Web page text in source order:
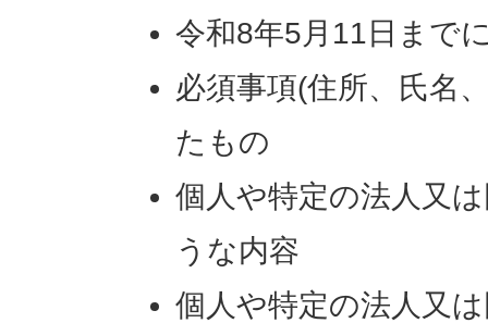
令和8年5月11日まで
必須事項(住所、氏名
たもの
個人や特定の法人又
うな内容
個人や特定の法人又